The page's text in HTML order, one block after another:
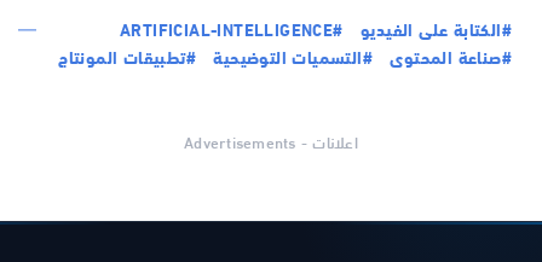
#الكتابة على الفيديو
#ARTIFICIAL-INTELLIGENCE
#صناعة المحتوى
#التسميات التوضيحية #تطبيقات المونتاج
اعلانات - Advertisements